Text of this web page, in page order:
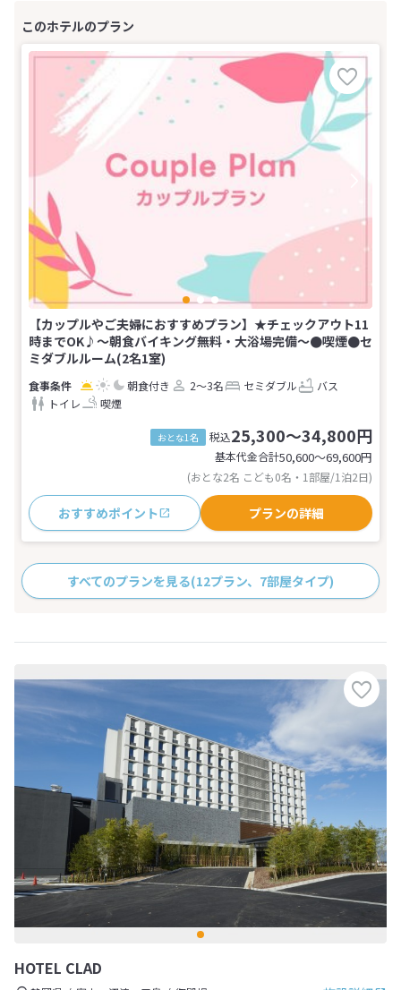
【カップルやご夫婦におすすめプラン】★チェックアウト11
時までOK♪〜朝食バイキング無料・大浴場完備〜●喫煙●セ
ミダブルルーム(2名1室)
朝食付き 2～3名 セミダブル
バス
トイレ
喫煙
おとな1名 税込25,300～34,800円
基本代金合計50,600〜69,600円
(おとな2名 こども0名・1部屋/1泊2日)
おすすめポイント プランの詳細
すべてのプランを見る(12プラン、7部屋タイプ)
HOTEL CLAD